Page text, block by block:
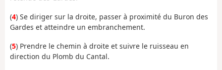
(4) Se diriger sur la droite, passer à proximité du Buron des
Gardes et atteindre un embranchement.
(5) Prendre le chemin à droite et suivre le ruisseau en
direction du Plomb du Cantal.